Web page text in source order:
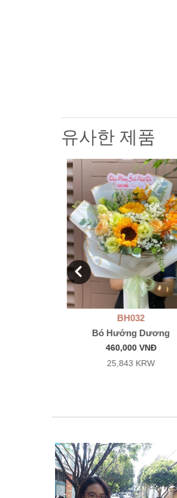
유사한 제품
BH032
Bó Hướng Dương
460,000 VNĐ
25,843 KRW